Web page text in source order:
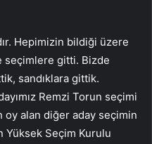
Hepimizin bildiği üzere
seçimlere gitti. Bizde
sandıklara gittik.
Remzi Torun seçimi
oy alan diğer aday seçimin
Yüksek Seçim Kurulu